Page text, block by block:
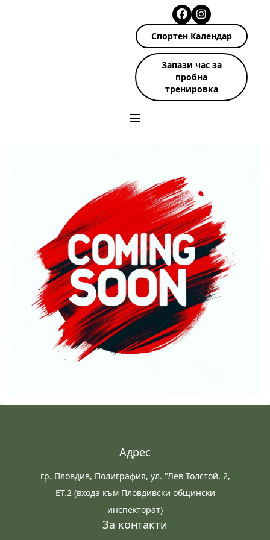
Спортен Календар
Запази час за
пробна
тренировка
Адрес
гр. Пловдив, Полиграфия, ул. "Лев Толстой, 2,
ЕТ.2 (входа към Пловдивски общински
инспекторат)
За контакти